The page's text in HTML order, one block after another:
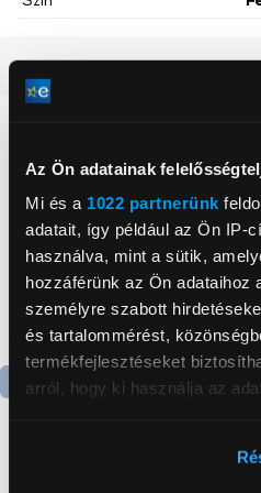
Az Ön adatainak
Mi és a 1022 partnerünk
adatait, így például az Ön IP-
használva, mint a sütik,
hozzáférünk az Ön adataihoz
személyre szabott
és tartalommérést,
termékfejlesztéseket
arról, hogy ki használja az
Részletes ismertető